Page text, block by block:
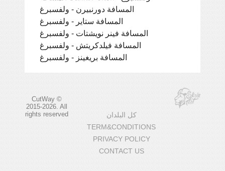
المسافة دورنبيرن - ولفسبرغ
المسافة ستاير - ولفسبرغ
المسافة فينر نويشتات - ولفسبرغ
المسافة فيلدكريتش - ولفسبرغ
المسافة بريغينز - ولفسبرغ
CutWay ©
2015-2026. All
rights reserved
كل البلدان
TERM&CONDITIONS
PRIVACY POLICY
CONTACT US